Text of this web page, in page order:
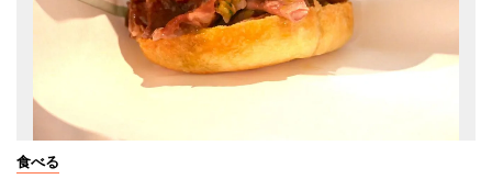
食べる